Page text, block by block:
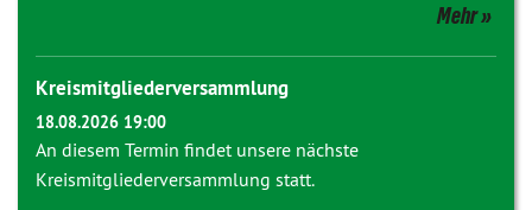
Mehr
Kreismitgliederversammlung
18.08.2026 19:00
An diesem Termin findet unsere nächste
Kreismitgliederversammlung statt.